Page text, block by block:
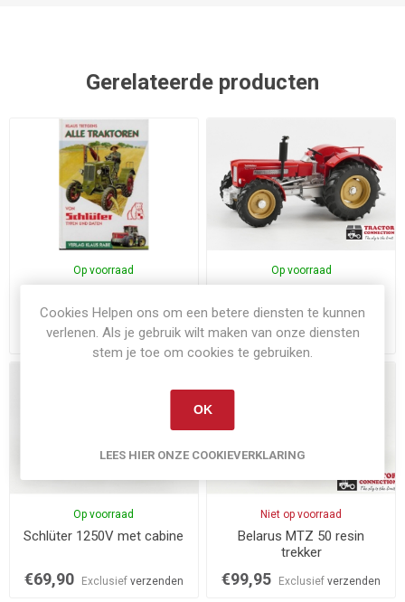
Gerelateerde producten
Op voorraad
€46,27 Exclusiefverzenden
Op voorraad
€64,90 Exclusiefverzenden
Op voorraad
Schlüter 1250V met cabine
€69,90 Exclusief verzenden
Niet op voorraad
Belarus MTZ 50 resin
trekker
€99,95 Exclusiefverzenden
Cookies Helpen ons om een betere diensten te kunnen
verlenen. Als je gebruik wilt maken van onze diensten
stem je toe om cookies te gebruiken.
OK
LEES HIER ONZE COOKIEVERKLARING